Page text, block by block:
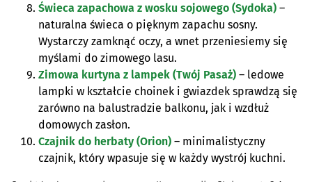
Świeca zapachowa z wosku sojowego (Sydoka) –
naturalna świeca o pięknym zapachu sosny.
Wystarczy zamknąć oczy, a wnet przeniesiemy się
myślami do zimowego lasu.
Zimowa kurtyna z lampek (Twój Pasaż) – ledowe
lampki w kształcie choinek i gwiazdek sprawdzą się
zarówno na balustradzie balkonu, jak i wzdłuż
domowych zasłon.
Czajnik do herbaty (Orion) – minimalistyczny
czajnik, który wpasuje się w każdy wystrój kuchni.